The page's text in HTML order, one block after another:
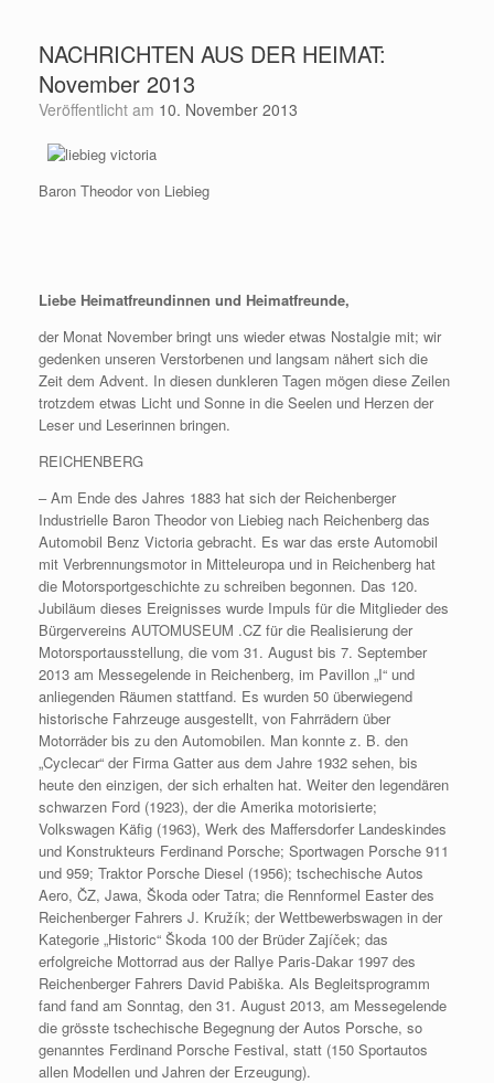
springenNACHRICHTEN AUS DER HEIMAT:
November 2013
Veröffentlicht am 10. November 2013
Baron Theodor von Liebieg
Liebe Heimatfreundinnen und Heimatfreunde,
der Monat November bringt uns wieder etwas Nostalgie mit; wir
gedenken unseren Verstorbenen und langsam nähert sich die
Zeit dem Advent. In diesen dunkleren Tagen mögen diese Zeilen
trotzdem etwas Licht und Sonne in die Seelen und Herzen der
Leser und Leserinnen bringen.
REICHENBERG
– Am Ende des Jahres 1883 hat sich der Reichenberger
Industrielle Baron Theodor von Liebieg nach Reichenberg das
Automobil Benz Victoria gebracht. Es war das erste Automobil
mit Verbrennungsmotor in Mitteleuropa und in Reichenberg hat
die Motorsportgeschichte zu schreiben begonnen. Das 120.
Jubiläum dieses Ereignisses wurde Impuls für die Mitglieder des
Bürgervereins AUTOMUSEUM .CZ für die Realisierung der
Motorsportausstellung, die vom 31. August bis 7. September
2013 am Messegelende in Reichenberg, im Pavillon „I“ und
anliegenden Räumen stattfand. Es wurden 50 überwiegend
historische Fahrzeuge ausgestellt, von Fahrrädern über
Motorräder bis zu den Automobilen. Man konnte z. B. den
„Cyclecar“ der Firma Gatter aus dem Jahre 1932 sehen, bis
heute den einzigen, der sich erhalten hat. Weiter den legendären
schwarzen Ford (1923), der die Amerika motorisierte;
Volkswagen Käfig (1963), Werk des Maffersdorfer Landeskindes
und Konstrukteurs Ferdinand Porsche; Sportwagen Porsche 911
und 959; Traktor Porsche Diesel (1956); tschechische Autos
Aero, ČZ, Jawa, Škoda oder Tatra; die Rennformel Easter des
Reichenberger Fahrers J. Kružík; der Wettbewerbswagen in der
Kategorie „Historic“ Škoda 100 der Brüder Zajíček; das
erfolgreiche Mottorrad aus der Rallye Paris-Dakar 1997 des
Reichenberger Fahrers David Pabiška. Als Begleitsprogramm
fand fand am Sonntag, den 31. August 2013, am Messegelende
die grösste tschechische Begegnung der Autos Porsche, so
genanntes Ferdinand Porsche Festival, statt (150 Sportautos
allen Modellen und Jahren der Erzeugung).